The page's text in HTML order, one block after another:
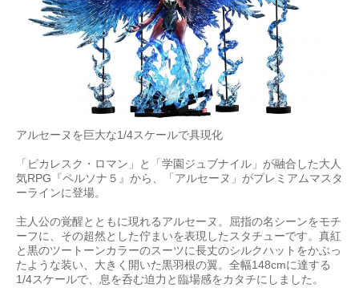
アルセーヌを巨大な1/4スケールで具現化
「ピカレスク・ロマン」と「学園ジュブナイル」が融合した大人
気RPG『ペルソナ５』から、「アルセーヌ」がプレミアムマスタ
ーラインに登場。
主人公の覚醒とともに現れるアルセーヌ。屈指の名シーンをモチ
ーフに、その超然とした佇まいを表現したスタチューです。真紅
と黒のツートーンカラーのスーツに長丈のシルクハットをかぶっ
たような装い、大きく開いた黒羽根の翼。全幅148cmに達する
1/4スケールで、息を呑む迫力と臨場感をカタチにしました。